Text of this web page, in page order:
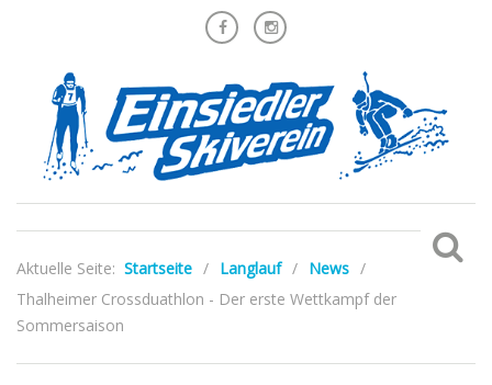
Aktuelle Seite: Startseite / Langlauf / News /
Thalheimer Crossduathlon - Der erste Wettkampf der
Sommersaison